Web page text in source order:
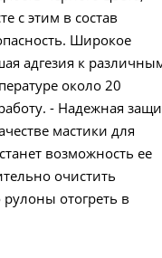
с этим в состав
Широкое
адгезия к
около 20
- Надежная
мастики для
возможность ее
очистить
отогреть в